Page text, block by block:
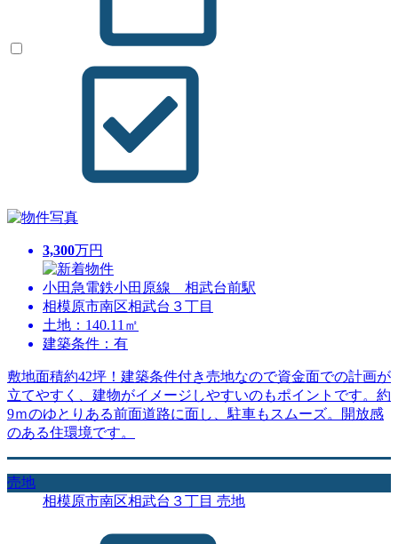
3,300万円
小田急電鉄小田原線 相武台前駅
相模原市南区相武台３丁目
土地：140.11㎡
建築条件：有
敷地面積約42坪！建築条件付き売地なので資金面での計画が
立てやすく、建物がイメージしやすいのもポイントです。約
9ｍのゆとりある前面道路に面し、駐車もスムーズ。開放感
のある住環境です。
売地
相模原市南区相武台３丁目 売地